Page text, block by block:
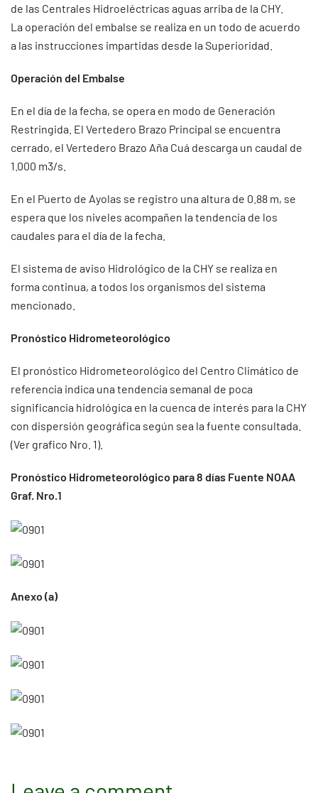
de las Centrales Hidroeléctricas aguas arriba de la CHY.
La operación del embalse se realiza en un todo de acuerdo
a las instrucciones impartidas desde la Superioridad.
Operación del Embalse
En el día de la fecha, se opera en modo de Generación
Restringida. El Vertedero Brazo Principal se encuentra
cerrado, el Vertedero Brazo Aña Cuá descarga un caudal de
1.000 m3/s.
En el Puerto de Ayolas se registro una altura de 0.88 m, se
espera que los niveles acompañen la tendencia de los
caudales para el día de la fecha.
El sistema de aviso Hidrológico de la CHY se realiza en
forma continua, a todos los organismos del sistema
mencionado.
Pronóstico Hidrometeorológico
El pronóstico Hidrometeorológico del Centro Climático de
referencia indica una tendencia semanal de poca
significancia hidrológica en la cuenca de interés para la CHY
con dispersión geográfica según sea la fuente consultada.
(Ver grafico Nro. 1).
Pronóstico Hidrometeorológico para 8 días Fuente NOAA
Graf. Nro.1
Anexo (a)